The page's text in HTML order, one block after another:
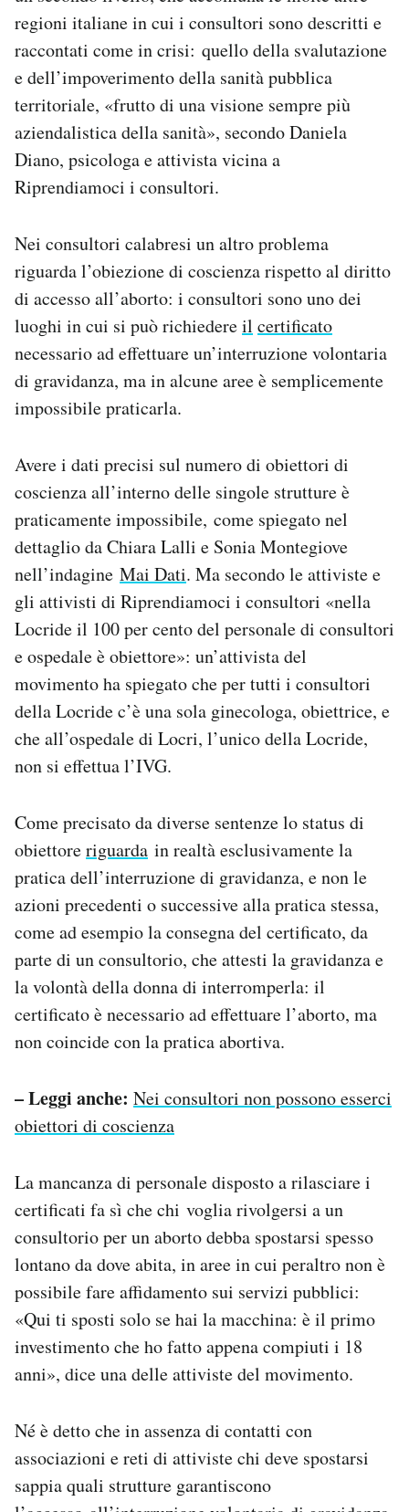
regioni italiane in cui i consultori sono descritti e
raccontati come in crisi: quello della svalutazione
e dell’impoverimento della sanità pubblica
territoriale, «frutto di una visione sempre più
aziendalistica della sanità», secondo Daniela
Diano, psicologa e attivista vicina a
Riprendiamoci i consultori.
Nei consultori calabresi un altro problema
riguarda l’obiezione di coscienza rispetto al diritto
di accesso all’aborto: i consultori sono uno dei
luoghi in cui si può richiedereil certificato
necessario ad effettuare un’interruzione volontaria
di gravidanza, ma in alcune aree è semplicemente
impossibile praticarla.
Avere i dati precisi sul numero di obiettori di
coscienza all’interno delle singole strutture è
praticamente impossibile, come spiegato nel
dettaglio da Chiara Lalli e Sonia Montegiove
nell’indagine Mai Dati. Ma secondo le attiviste e
gli attivisti di Riprendiamoci i consultori «nella
Locride il 100 per cento del personale di consultori
e ospedale è obiettore»: un’attivista del
movimento ha spiegato che per tutti i consultori
della Locride c’è una sola ginecologa, obiettrice, e
che all’ospedale di Locri, l’unico della Locride,
non si effettua l’IVG.
Come precisato da diverse sentenze lo status di
obiettoreriguarda in realtà esclusivamente la
pratica dell’interruzione di gravidanza, e non le
azioni precedenti o successive alla pratica stessa,
come ad esempio la consegna del certificato, da
parte di un consultorio, che attesti la gravidanza e
la volontà della donna di interromperla: il
certificato è necessario ad effettuare l’aborto, ma
non coincide con la pratica abortiva.
– Leggi anche: Nei consultori non possono esserci
obiettori di coscienza
La mancanza di personale disposto a rilasciare i
certificati fa sì che chi voglia rivolgersi a un
consultorio per un aborto debba spostarsi spesso
lontano da dove abita, in aree in cui peraltro non è
possibile fare affidamento sui servizi pubblici:
«Qui ti sposti solo se hai la macchina: è il primo
investimento che ho fatto appena compiuti i 18
anni», dice una delle attiviste del movimento.
Né è detto che in assenza di contatti con
associazioni e reti di attiviste chi deve spostarsi
sappia quali strutture garantiscono